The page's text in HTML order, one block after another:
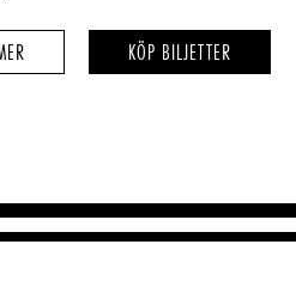
WISHAMALII
–
KÖP BILJETTER